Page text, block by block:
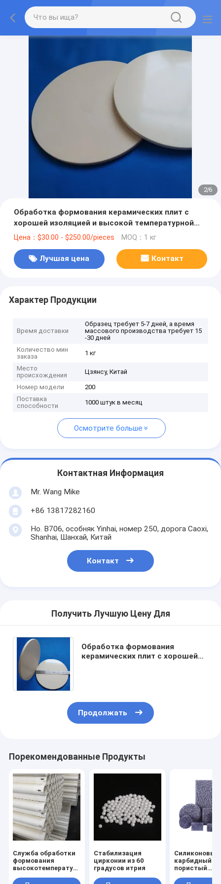
2/6
Обработка формования керамических плит с
хорошей изоляцией и высокой температурной
устойчивостью
Цена：$30.00 - $250.00/pieces MOQ：1 кг
Лучшая цена Контакт
Характер Продукции
Время доставки
Образец требует 5-7 дней, а время
массового производства требует 15
-30 дней
Количество мин
заказа
1 кг
Место
происхождения
Цзянсу, Китай
Номер модели
200
Поставка
способности
1000 штук в месяц
Осмотрите больше
Контактная Информация
Mr. Wang Mike
+86 13817282160
Но. B706, особняк Yinhai, номер 250, дорога Caoxi,
Shanhai, Шанхай, Китай
Контакт
Получить Лучшую Цену Для
Обработка формования
керамических плит с хорошей
Продолжать
Порекомендованные Продукты
Служба обработки
формования
высокотемпературные
Стабилизация
цирконии из 60
градусов итрия
Силиконовый
карбидный
пористый